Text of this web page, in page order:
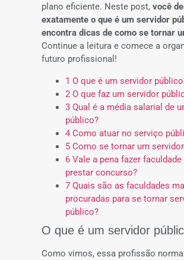
plano eficiente. Neste post, você
exatamente o que é um servidor
encontra dicas de como se tornar
Continue a leitura e comece a
futuro profissional!
1 O que é um servidor
2 O que faz um servidor
3 Qual é a média salarial de
público?
4 Como atuar no serviço
5 Como se tornar um
6 Vale a pena fazer
prestar concurso?
7 Quais são as faculdades
procuradas para se tornar
público?
O que é um servidor
Como vimos, essa profissão